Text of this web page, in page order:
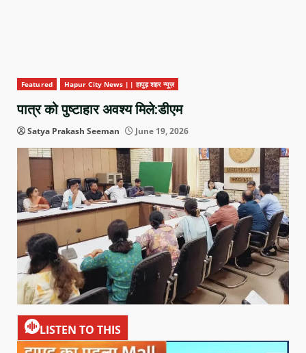
Featured Hapur City News || हापुड़ शहर न्यूज़
पात्र को पुष्टाहार अवश्य मिले:डीएम
Satya Prakash Seeman June 19, 2026
LISTEN TO THIS